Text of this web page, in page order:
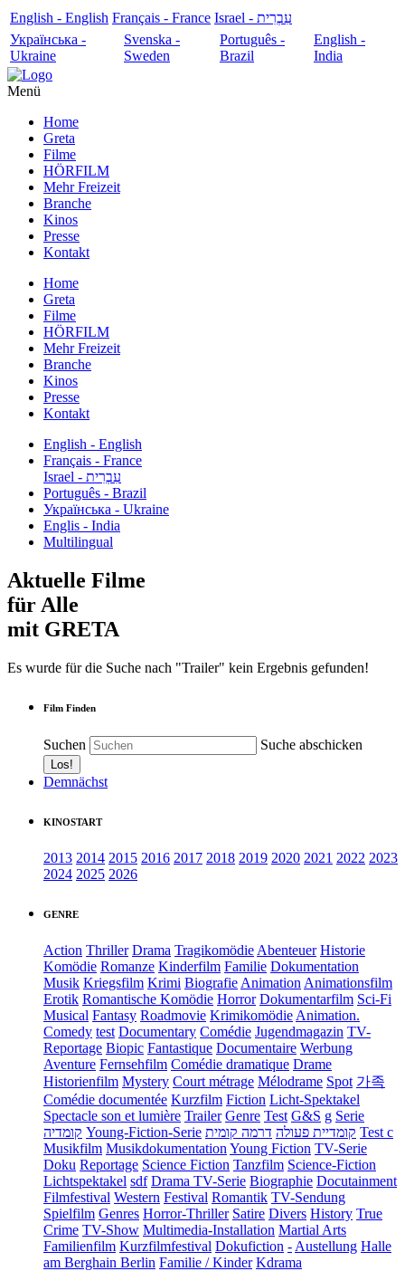
English - English Français - France
עִבְרִית - Israel
Українська -
Ukraine
Svenska -
Sweden
Português -
Brazil
English -
India
Menü
Home
Greta
Filme
HÖRFILM
Mehr Freizeit
Branche
Kinos
Presse
Kontakt
Home
Greta
Filme
HÖRFILM
Mehr Freizeit
Branche
Kinos
Presse
Kontakt
English - English
Français - France
עִבְרִית - Israel
Português - Brazil
Українська - Ukraine
Englis - India
Multilingual
Aktuelle Filme
für Alle
mit GRETA
Es wurde für die Suche nach "Trailer" kein Ergebnis gefunden!
Film Finden
Suchen Suche abschicken
Demnächst
KINOSTART
2013 2014 2015 2016 2017 2018 2019 2020 2021 2022 2023
2024 2025 2026
GENRE
Action Thriller Drama Tragikomödie Abenteuer Historie
Komödie Romanze Kinderfilm Familie Dokumentation
Musik Kriegsfilm Krimi Biografie Animation Animationsfilm
Erotik Romantische Komödie Horror Dokumentarfilm Sci-Fi
Musical Fantasy Roadmovie Krimikomödie Animation.
Comedy test Documentary Comédie Jugendmagazin TV-
Reportage Biopic Fantastique Documentaire Werbung
Aventure Fernsehfilm Comédie dramatique Drame
Historienfilm Mystery Court métrage Mélodrame Spot 가족
Comédie documentée Kurzfilm Fiction Licht-Spektakel
Spectacle son et lumière Trailer Genre Test G&S g Serie
קומדיה Young-Fiction-Serie קומדיית פעולה דרמה קומית
Test c
Musikfilm Musikdokumentation Young Fiction TV-Serie
Doku Reportage Science Fiction Tanzfilm Science-Fiction
Lichtspektakel sdf Drama TV-Serie Biographie Docutainment
Filmfestival Western Festival Romantik TV-Sendung
Spielfilm Genres Horror-Thriller Satire Divers History True
Crime TV-Show Multimedia-Installation Martial Arts
Familienfilm Kurzfilmfestival Dokufiction - Austellung Halle
am Berghain Berlin Familie / Kinder Kdrama